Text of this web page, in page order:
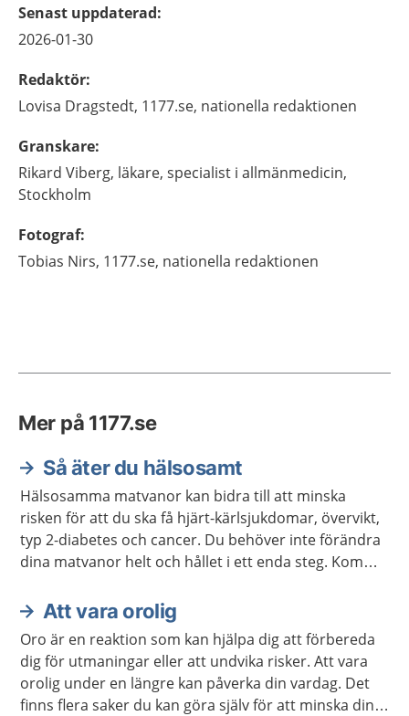
Senast uppdaterad:
2026-01-30
Redaktör:
Lovisa Dragstedt, 1177.se, nationella redaktionen
Granskare:
Rikard Viberg, läkare, specialist i allmänmedicin,
Stockholm
Fotograf:
Tobias Nirs, 1177.se, nationella redaktionen
Mer på 1177.se
Så äter du hälsosamt
Hälsosamma matvanor kan bidra till att minska
risken för att du ska få hjärt-kärlsjukdomar, övervikt,
typ 2-diabetes och cancer. Du behöver inte förändra
dina matvanor helt och hållet i ett enda steg. Kom
Att vara orolig
Oro är en reaktion som kan hjälpa dig att förbereda
dig för utmaningar eller att undvika risker. Att vara
orolig under en längre kan påverka din vardag. Det
finns flera saker du kan göra själv för att minska din